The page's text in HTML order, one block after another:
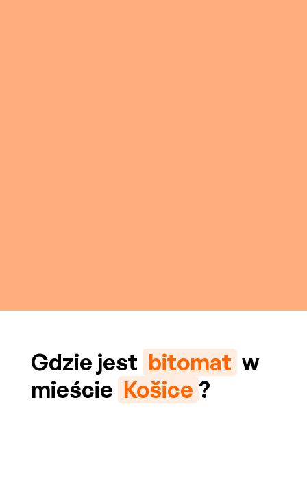
Gdzie jest bitomat w
mieście Košice ?